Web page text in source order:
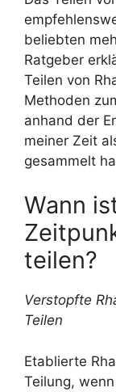
beliebten
Ratgeber
Teilen von
Methoden
anhand der
meiner Zeit
gesammelt
Wann
teilen?
Verstopfte
Teilen
Etablierte
Teilung,